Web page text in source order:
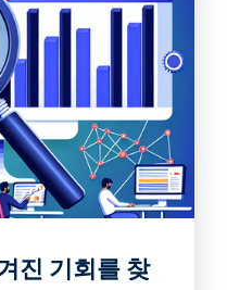
진 기회를 찾